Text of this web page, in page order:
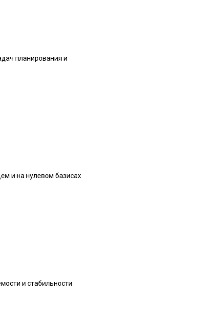
планирования и
и на нулевом базисах
и стабильности